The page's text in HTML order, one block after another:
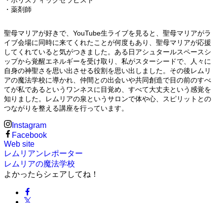
・薬剤師
聖母マリアが好きで、YouTube生ライブを見ると、聖母マリアがラ
イブ会場に同時に来てくれたことが何度もあり、聖母マリアが応援
してくれていると気がつきました。ある日アシュタールスペースシ
ップから覚醒エネルギーを受け取り、私がスターシードで、人々に
自身の神聖さを思い出させる役割を思い出しました。その後レムリ
アの魔法学校に導かれ、仲間との出会いや共同創造で目の前のすべ
てが私であるというワンネスに目覚め、すべて大丈夫という感覚を
知りました。レムリアの泉というサロンで体や心、スピリットとの
つながりを整える講座を行っています。
Instagram
Facebook
Web site
レムリアンレポーター
レムリアの魔法学校
よかったらシェアしてね！